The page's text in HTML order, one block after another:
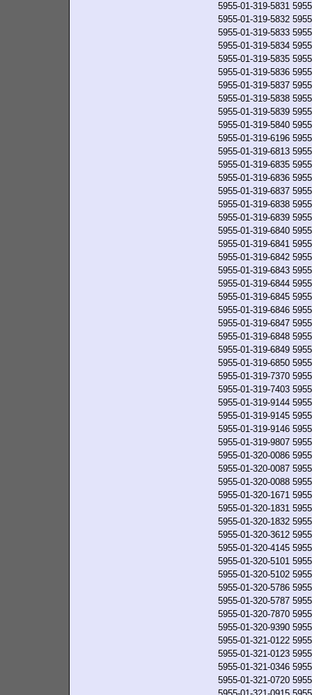
5955-01-319-5831
5955-01-319-5832
5955-01-319-5833
5955-01-319-5834
5955-01-319-5835
5955-01-319-5836
5955-01-319-5837
5955-01-319-5838
5955-01-319-5839
5955-01-319-5840
5955-01-319-6196
5955-01-319-6813
5955-01-319-6835
5955-01-319-6836
5955-01-319-6837
5955-01-319-6838
5955-01-319-6839
5955-01-319-6840
5955-01-319-6841
5955-01-319-6842
5955-01-319-6843
5955-01-319-6844
5955-01-319-6845
5955-01-319-6846
5955-01-319-6847
5955-01-319-6848
5955-01-319-6849
5955-01-319-6850
5955-01-319-7370
5955-01-319-7403
5955-01-319-9144
5955-01-319-9145
5955-01-319-9146
5955-01-319-9807
5955-01-320-0086
5955-01-320-0087
5955-01-320-0088
5955-01-320-1671
5955-01-320-1831
5955-01-320-1832
5955-01-320-3612
5955-01-320-4145
5955-01-320-5101
5955-01-320-5102
5955-01-320-5786
5955-01-320-5787
5955-01-320-7870
5955-01-320-9390
5955-01-321-0122
5955-01-321-0123
5955-01-321-0346
5955-01-321-0720